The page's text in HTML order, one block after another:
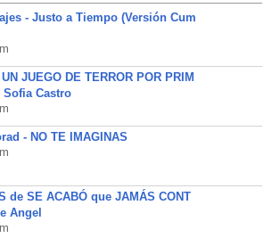
- Justo a Tiempo (Versión Cum
JUEGO DE TERROR POR PRIM
Sofia Castro
- NO TE IMAGINAS
de SE ACABÓ que JAMÁS CONT
Angel